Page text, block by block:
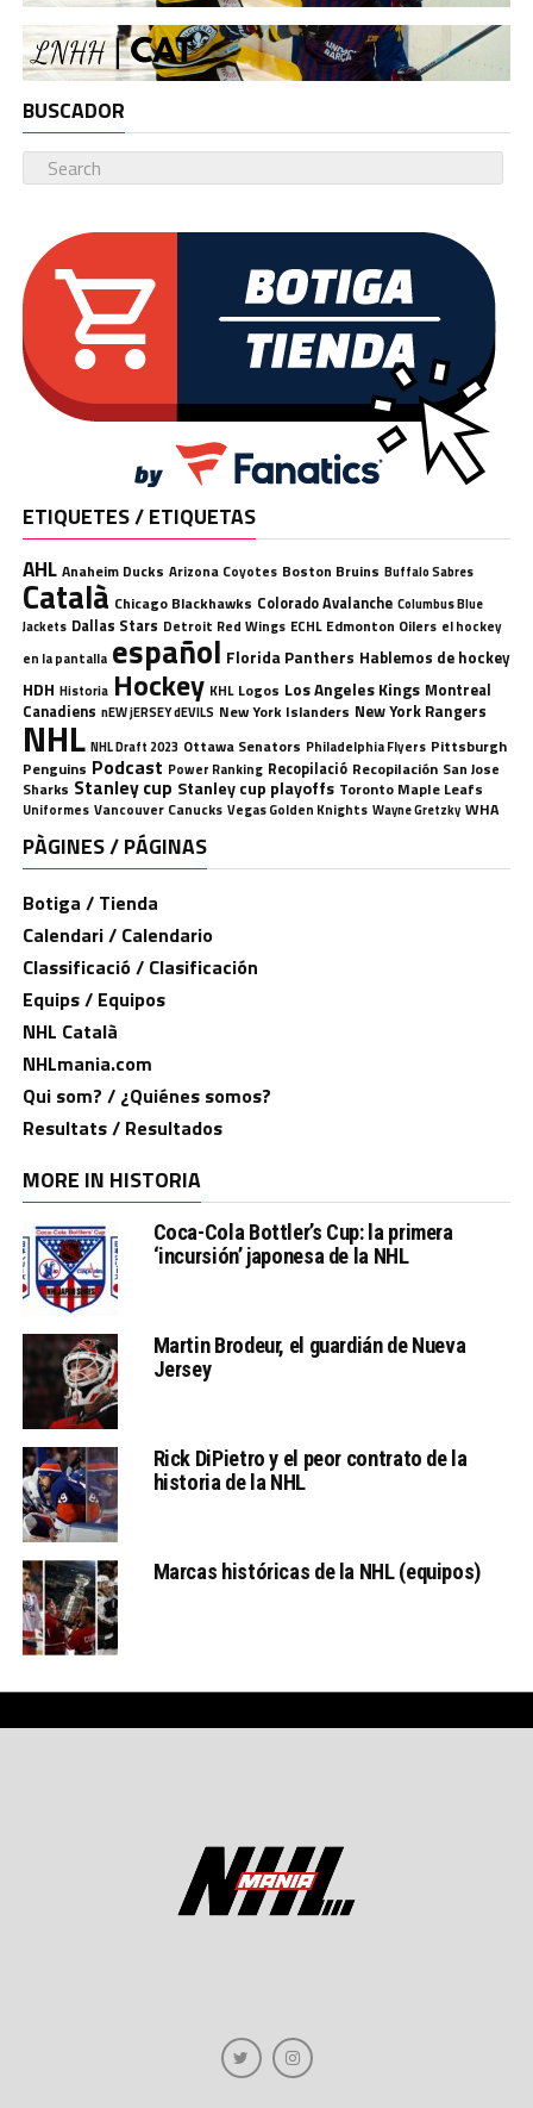
BUSCADOR
ETIQUETES / ETIQUETAS
AHL Anaheim Ducks Arizona Coyotes Boston Bruins Buffalo Sabres
Català Chicago Blackhawks Colorado Avalanche Columbus Blue
Jackets Dallas Stars Detroit Red Wings ECHL Edmonton Oilers el hockey
en la pantalla español Florida Panthers Hablemos de hockey
HDH Historia Hockey KHL Logos Los Angeles Kings Montreal
Canadiens nEW jERSEY dEVILS New York Islanders New York Rangers
NHL NHL Draft 2023 Ottawa Senators Philadelphia Flyers Pittsburgh
Penguins Podcast Power Ranking Recopilació Recopilación San Jose
Sharks Stanley cup Stanley cup playoffs Toronto Maple Leafs
Uniformes Vancouver Canucks Vegas Golden Knights Wayne Gretzky WHA
PÀGINES / PÁGINAS
Botiga / Tienda
Calendari / Calendario
Classificació / Clasificación
Equips / Equipos
NHL Català
NHLmania.com
Qui som? / ¿Quiénes somos?
Resultats / Resultados
MORE IN HISTORIA
Coca-Cola Bottler’s Cup: la primera
‘incursión’ japonesa de la NHL
Martin Brodeur, el guardián de Nueva
Jersey
Rick DiPietro y el peor contrato de la
historia de la NHL
Marcas históricas de la NHL (equipos)